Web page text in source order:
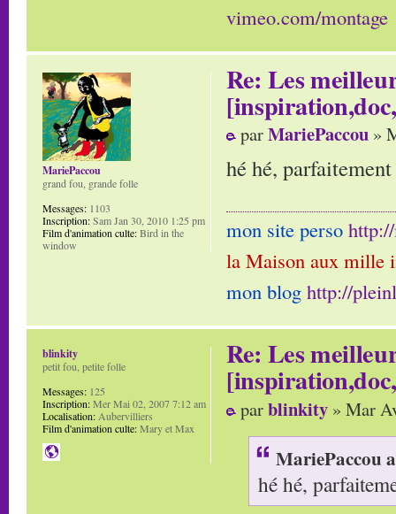
vimeo.com/montage
Re: Les
parMariePaccou »
hé hé,
mon site perso
la Maison aux mille
mon blog http://
MariePaccou
grand fou, grande folle
Messages: 1103
Inscription:Sam Jan 30, 2010 1:25 pm
Film d'animation culte:Bird in the
window
Re: Les
parblinkity » Mar
MariePaccou
hé hé,
blinkity
petit fou, petite folle
Messages: 125
Inscription:Mer Mai 02, 2007 7:12 am
Localisation: Aubervilliers
Film d'animation culte:Mary et Max